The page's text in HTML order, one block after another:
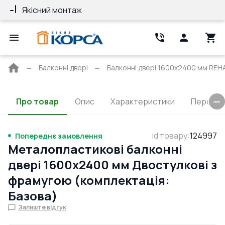
Якісний монтаж
Головна
Балконні двері Балконні двері 1600x2400 мм
Про товар Опис Характеристики
Попереднє замовлення id товару:124997
Металопластикові балконні
двері 1600x2400 мм Двостулкові з
фрамугою (комплектація:
Базова)
Залиште відгук